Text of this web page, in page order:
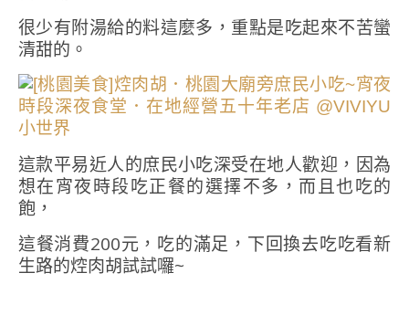
很少有附湯給的料這麼多，重點是吃起來不苦蠻
清甜的。
這款平易近人的庶民小吃深受在地人歡迎，因為
想在宵夜時段吃正餐的選擇不多，而且也吃的
飽，
這餐消費200元，吃的滿足，下回換去吃吃看新
生路的焢肉胡試試囉~